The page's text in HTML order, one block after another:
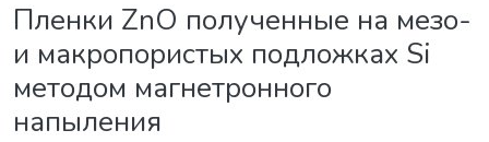
Пленки ZnO полученные на мезо-
и макропористых подложках Si
методом магнетронного
напыления